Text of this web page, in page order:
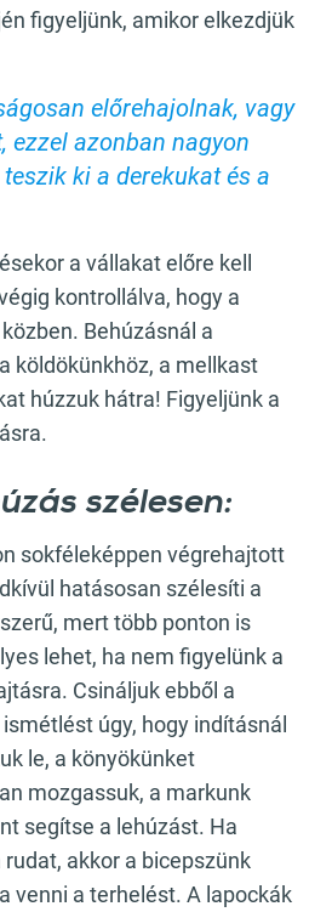
figyeljünk, amikor elkezdjük
előrehajolnak, vagy
ezzel azonban nagyon
ki a derekukat és a
a vállakat előre kell
kontrollálva, hogy a
Behúzásnál a
köldökünkhöz, a mellkast
húzzuk hátra! Figyeljünk a
szélesen:
sokféleképpen végrehajtott
hatásosan szélesíti a
mert több ponton is
lehet, ha nem figyelünk a
Csináljuk ebből a
úgy, hogy indításnál
le, a könyökünket
mozgassuk, a markunk
segítse a lehúzást. Ha
akkor a bicepszünk
venni a terhelést. A lapockák